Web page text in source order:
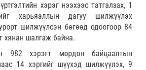
хэрэг нээхээс татгалзах, 1
харьяаллын дагуу шилжүүлэх
шилжүүлсэн бөгөөд одоогоор 84
хянан шалгаж байна.
982 хэрэгт мөрдөн байцаалтын
14 хэргийг шүүхэд шилжүүлэх, 9